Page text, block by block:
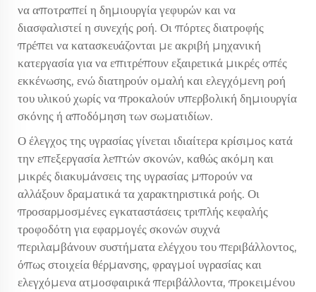
να αποτραπεί η δημιουργία γεφυρών και να
διασφαλιστεί η συνεχής ροή. Οι πόρτες διατροφής
πρέπει να κατασκευάζονται με ακριβή μηχανική
κατεργασία για να επιτρέπουν εξαιρετικά μικρές οπές
εκκένωσης, ενώ διατηρούν ομαλή και ελεγχόμενη ροή
του υλικού χωρίς να προκαλούν υπερβολική δημιουργία
σκόνης ή αποδόμηση των σωματιδίων.
Ο έλεγχος της υγρασίας γίνεται ιδιαίτερα κρίσιμος κατά
την επεξεργασία λεπτών σκονών, καθώς ακόμη και
μικρές διακυμάνσεις της υγρασίας μπορούν να
αλλάξουν δραματικά τα χαρακτηριστικά ροής. Οι
προσαρμοσμένες εγκαταστάσεις τριπλής κεφαλής
τροφοδότη για εφαρμογές σκονών συχνά
περιλαμβάνουν συστήματα ελέγχου του περιβάλλοντος,
όπως στοιχεία θέρμανσης, φραγμοί υγρασίας και
ελεγχόμενα ατμοσφαιρικά περιβάλλοντα, προκειμένου